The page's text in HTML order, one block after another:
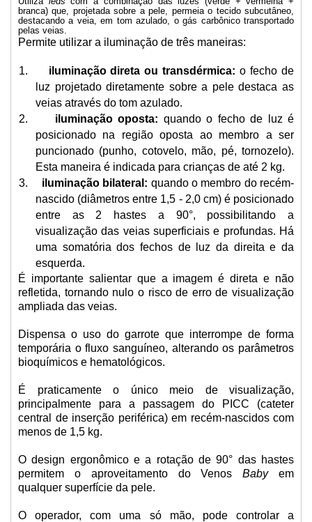
branca) que, projetada sobre a pele, permeia o tecido subcutâneo,
destacando a veia, em tom azulado, o gás carbônico transportado
pelas veias.
Permite utilizar a iluminação de três maneiras:
1. iluminação direta ou transdérmica: o fecho de
luz projetado diretamente sobre a pele destaca as
veias através do tom azulado.
2.
iluminação oposta: quando o fecho de luz é
posicionado na região oposta ao membro a ser
puncionado (punho, cotovelo, mão, pé, tornozelo).
Esta maneira é indicada para crianças de até 2 kg.
3.
iluminação bilateral: quando o membro do recém-
nascido (diâmetros entre 1,5 - 2,0 cm) é posicionado
entre as 2 hastes a 90°, possibilitando a
visualização das veias superficiais e profundas. Há
uma somatória dos fechos de luz da direita e da
esquerda.
É importante salientar que a imagem é direta e não
refletida, tornando nulo o risco de erro de visualização
ampliada das veias.
Dispensa o uso do garrote que interrompe de forma
temporária o fluxo sanguíneo, alterando os parâmetros
bioquímicos e hematológicos.
É praticamente o único meio de visualização,
principalmente para a passagem do PICC (cateter
central de inserção periférica) em recém-nascidos com
menos de 1,5 kg.
O design ergonômico e a rotação de 90° das hastes
permitem o aproveitamento do VenosBabyem
qualquer superfície da pele.
O operador, com uma só mão, pode controlar a